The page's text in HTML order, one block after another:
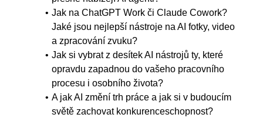
Jak na ChatGPT Work či Claude Cowork?
Jaké jsou nejlepší nástroje na AI fotky, video
a zpracování zvuku?
Jak si vybrat z desítek AI nástrojů ty, které
opravdu zapadnou do vašeho pracovního
procesu i osobního života?
A jak AI změní trh práce a jak si v budoucím
světě zachovat konkurenceschopnost?